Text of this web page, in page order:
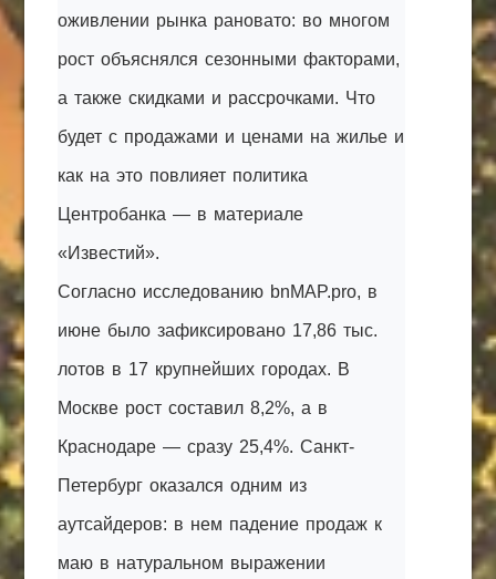
оживлении рынка рановато: во многом
рост объяснялся сезонными факторами,
а также скидками и рассрочками. Что
будет с продажами и ценами на жилье и
как на это повлияет политика
Центробанка — в материале
«Известий».
Согласно исследованию bnMAP.pro, в
июне было зафиксировано 17,86 тыс.
лотов в 17 крупнейших городах. В
Москве рост составил 8,2%, а в
Краснодаре — сразу 25,4%. Санкт-
Петербург оказался одним из
аутсайдеров: в нем падение продаж к
маю в натуральном выражении